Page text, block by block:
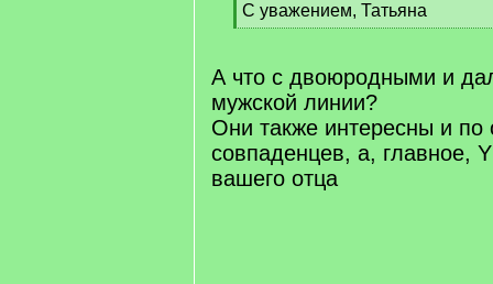
С уважением, Татьяна
[
q
А что с двоюродными и
мужской линии?
Они также интересны и по
совпаденцев, а, главное,
вашего отца